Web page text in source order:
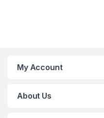
My Account
About Us